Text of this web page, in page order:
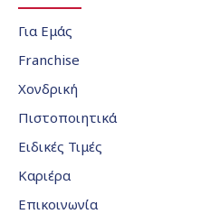
Για Εμάς
Franchise
Χονδρική
Πιστοποιητικά
Ειδικές Τιμές
Καριέρα
Επικοινωνία